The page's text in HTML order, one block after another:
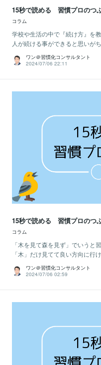
15秒で読める 習慣プロのつ
コラム
学校や生活の中で『続け方』を
人が続ける事ができると思いが
ワン＠習慣化コンサルタント
2024/07/06 22:11
15秒で読める 習慣プロのつ
コラム
「木を見て森を見ず」でいうと
「木」だけ見てて良い方向に行
ワン＠習慣化コンサルタント
2024/07/06 02:59